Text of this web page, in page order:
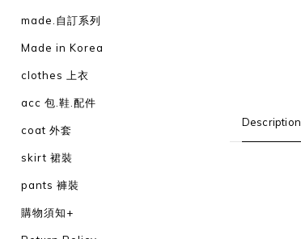
made.自訂系列
Made in Korea
clothes 上衣
acc 包.鞋.配件
coat 外套
skirt 裙裝
pants 褲裝
購物須知+
Description